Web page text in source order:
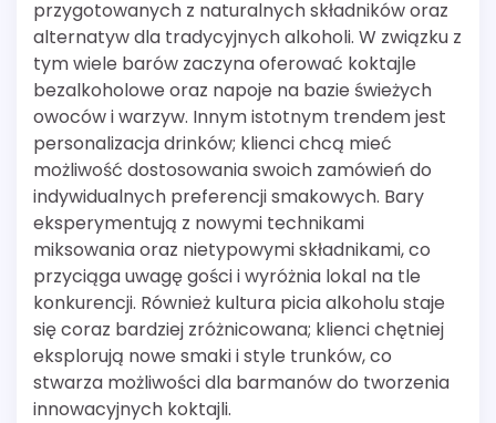
przygotowanych z naturalnych składników oraz
alternatyw dla tradycyjnych alkoholi. W związku z
tym wiele barów zaczyna oferować koktajle
bezalkoholowe oraz napoje na bazie świeżych
owoców i warzyw. Innym istotnym trendem jest
personalizacja drinków; klienci chcą mieć
możliwość dostosowania swoich zamówień do
indywidualnych preferencji smakowych. Bary
eksperymentują z nowymi technikami
miksowania oraz nietypowymi składnikami, co
przyciąga uwagę gości i wyróżnia lokal na tle
konkurencji. Również kultura picia alkoholu staje
się coraz bardziej zróżnicowana; klienci chętniej
eksplorują nowe smaki i style trunków, co
stwarza możliwości dla barmanów do tworzenia
innowacyjnych koktajli.